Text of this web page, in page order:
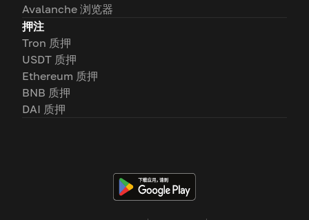
Avalanche 浏览器
押注
Tron 质押
USDT 质押
Ethereum 质押
BNB 质押
DAI 质押